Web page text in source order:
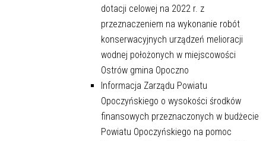
dotacji celowej na 2022 r. z
przeznaczeniem na wykonanie robót
konserwacyjnych urządzeń melioracji
wodnej położonych w miejscowości
Ostrów gmina Opoczno
Informacja Zarządu Powiatu
Opoczyńskiego o wysokości środków
finansowych przeznaczonych w budżecie
Powiatu Opoczyńskiego na pomoc